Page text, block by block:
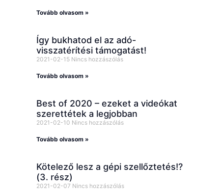
Tovább olvasom »
Így bukhatod el az adó-
visszatérítési támogatást!
2021-02-15 Nincs hozzászólás
Tovább olvasom »
Best of 2020 – ezeket a videókat
szerettétek a legjobban
2021-02-10 Nincs hozzászólás
Tovább olvasom »
Kötelező lesz a gépi szellőztetés!?
(3. rész)
2021-02-07 Nincs hozzászólás